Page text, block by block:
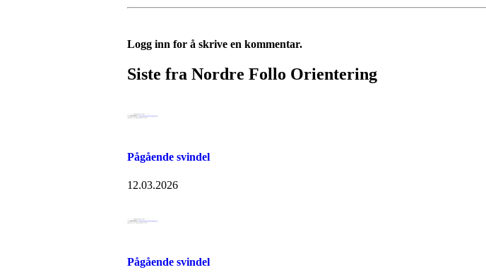
Logg inn for å skrive en kommentar.
Siste fra Nordre Follo Orientering
Pågående svindel
12.03.2026
Pågående svindel